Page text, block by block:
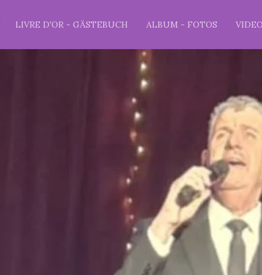
LIVRE D'OR - GÄSTEBUCH ALBUM - FOTOS